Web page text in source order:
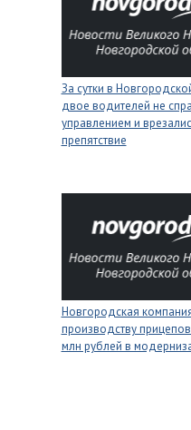
За сутки в
двое водителей не
управлением и
препятствие
Новгородская
производству
млн рублей в